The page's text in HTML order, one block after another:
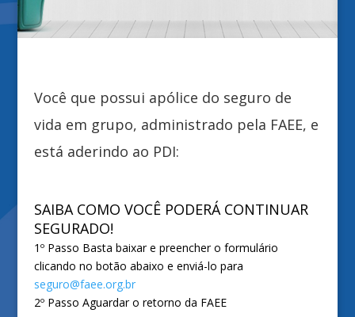
Você que possui apólice do seguro de
vida em grupo, administrado pela FAEE, e
está aderindo ao PDI:
SAIBA COMO VOCÊ PODERÁ CONTINUAR
SEGURADO!
1º Passo Basta baixar e preencher o formulário
clicando no botão abaixo e enviá-lo para
seguro@faee.org.br
2º Passo Aguardar o retorno da FAEE